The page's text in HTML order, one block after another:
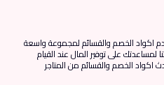
اكواد الخصم والقسائم لمجموعة واسعة
على توفير المال عند القيام
اكواد الخصم والقسائم من المتاجر